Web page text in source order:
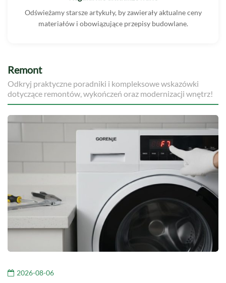
Odświeżamy starsze artykuły, by zawierały aktualne ceny
materiałów i obowiązujące przepisy budowlane.
Remont
Odkryj praktyczne poradniki i kompleksowe wskazówki
dotyczące remontów, wykończeń oraz modernizacji wnętrz!
2026-08-06